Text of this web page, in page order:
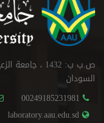
السودان
00249185231981
laboratory.aau.edu.sd